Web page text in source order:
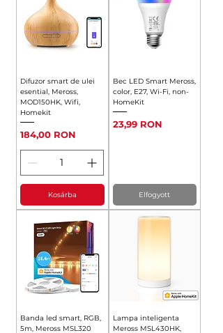
Difuzor smart de ulei
esential, Meross,
MOD150HK, Wifi,
Homekit
Ár
184,00 RON
Kosárba
Bec LED Smart Meross,
color, E27, Wi-Fi, non-
HomeKit
Ár
23,99 RON
Elfogyott
Banda led smart, RGB,
5m, Meross MSL320
Lampa inteligenta
Meross MSL430HK,